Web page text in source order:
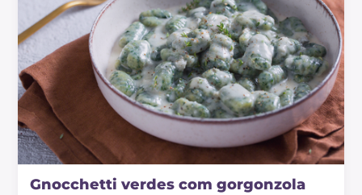
Gnocchetti verdes com gorgonzola